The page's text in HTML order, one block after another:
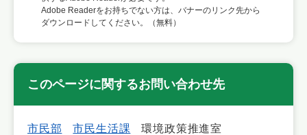
Adobe Readerをお持ちでない方は、バナーのリンク先から
ダウンロードしてください。（無料）
このページに関するお問い合わせ先
市民部 市民生活課 環境政策推進室